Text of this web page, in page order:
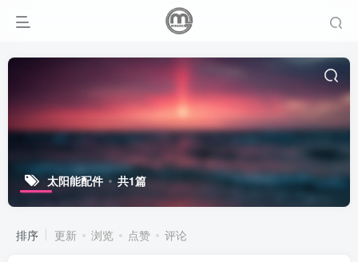
太阳能配件 共1篇
排序 更新 浏览 点赞 评论